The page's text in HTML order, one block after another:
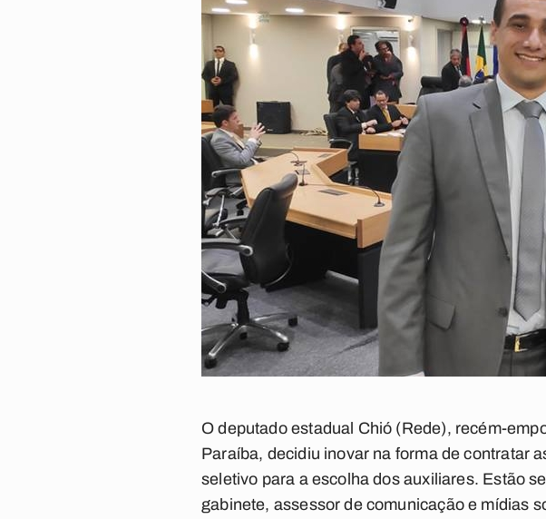
O deputado estadual Chió (Rede), recém-
Paraíba, decidiu inovar na forma de contratar
seletivo para a escolha dos auxiliares. Estão
gabinete, assessor de comunicação e mídias